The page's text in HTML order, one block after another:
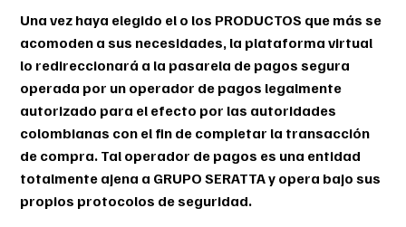
Una vez haya elegido el o los PRODUCTOS que más se
acomoden a sus necesidades, la plataforma virtual
lo redireccionará a la pasarela de pagos segura
operada por un operador de pagos legalmente
autorizado para el efecto por las autoridades
colombianas con el fin de completar la transacción
de compra. Tal operador de pagos es una entidad
totalmente ajena a GRUPO SERATTA y opera bajo sus
propios protocolos de seguridad.